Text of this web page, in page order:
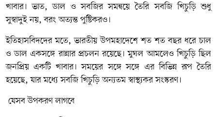
খাবার। ভাত, ডাল ও সবজির সমন্বয়ে তৈরি সবজি খিচুড়ি শুধু
সুস্বাদুই নয়, বরং অত্যন্ত পুষ্টিকরও।
ইতিহাসবিদদের মতে, ভারতীয় উপমহাদেশে শত শত বছর ধরে চাল
ও ডাল একসঙ্গে রান্নার প্রচলন রয়েছে। মুঘল আমলেও খিচুড়ি ছিল
জনপ্রিয় একটি খাবার। সময়ের সঙ্গে সঙ্গে এর বিভিন্ন রূপ তৈরি
হয়েছে, যার মধ্যে সবজি খিচুড়ি অন্যতম স্বাস্থ্যকর সংস্করণ।
যেসব উপকরণ লাগবে